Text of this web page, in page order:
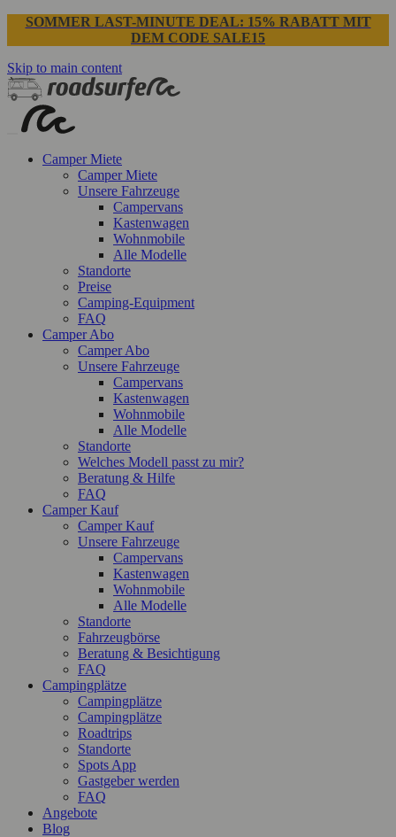
SOMMER LAST-MINUTE DEAL: 15% RABATT MIT
DEM CODE SALE15
Skip to main content
Camper Miete
Camper Miete
Unsere Fahrzeuge
Campervans
Kastenwagen
Wohnmobile
Alle Modelle
Standorte
Preise
Camping-Equipment
FAQ
Camper Abo
Camper Abo
Unsere Fahrzeuge
Campervans
Kastenwagen
Wohnmobile
Alle Modelle
Standorte
Welches Modell passt zu mir?
Beratung & Hilfe
FAQ
Camper Kauf
Camper Kauf
Unsere Fahrzeuge
Campervans
Kastenwagen
Wohnmobile
Alle Modelle
Standorte
Fahrzeugbörse
Beratung & Besichtigung
FAQ
Campingplätze
Campingplätze
Campingplätze
Roadtrips
Standorte
Spots App
Gastgeber werden
FAQ
Angebote
Blog